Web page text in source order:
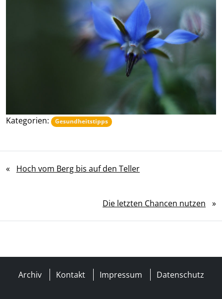
Kategorien: Gesundheitstipps
« Hoch vom Berg bis auf den Teller
Die letzten Chancen nutzen »
Archiv Kontakt Impressum Datenschutz